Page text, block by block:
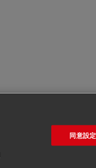
同意設定